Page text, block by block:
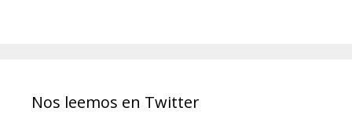
Nos leemos en Twitter